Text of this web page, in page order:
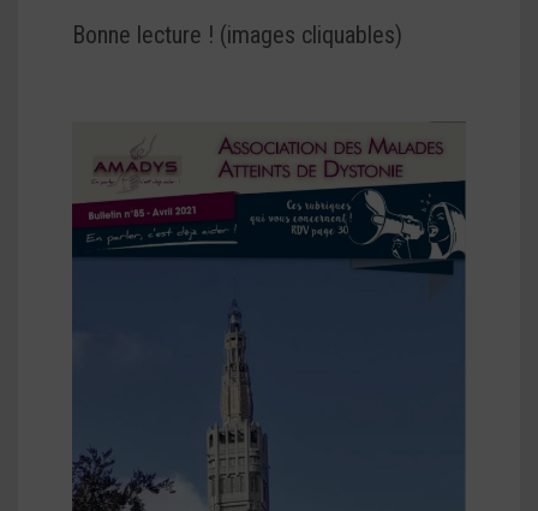
Bonne lecture ! (images cliquables)